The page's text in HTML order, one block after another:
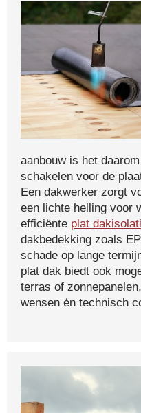
aanbouw is het
schakelen voor de
Een dakwerker zorgt
een lichte helling voor
efficiënte plat
dakbedekking zoals
schade op lange
plat dak biedt ook
terras of
wensen én technisch